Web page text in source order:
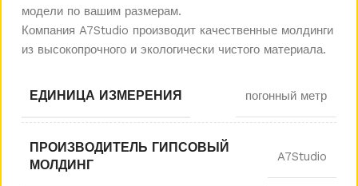
модели по вашим размерам.
Компания A7Studio производит качественные молдинги
из высокопрочного и экологически чистого материала.
ЕДИНИЦА ИЗМЕРЕНИЯ погонный метр
ПРОИЗВОДИТЕЛЬ ГИПСОВЫЙ
МОЛДИНГ
A7Studio